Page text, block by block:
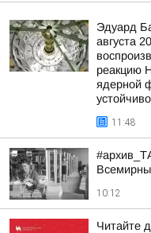
Эдуард
августа
реакцию
ядерной
11:48
10:12
Читайте